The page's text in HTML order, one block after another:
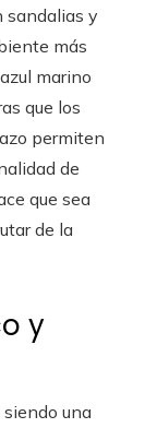
sandalias y
más
marino
que los
permiten
de
que sea
de la
y
una